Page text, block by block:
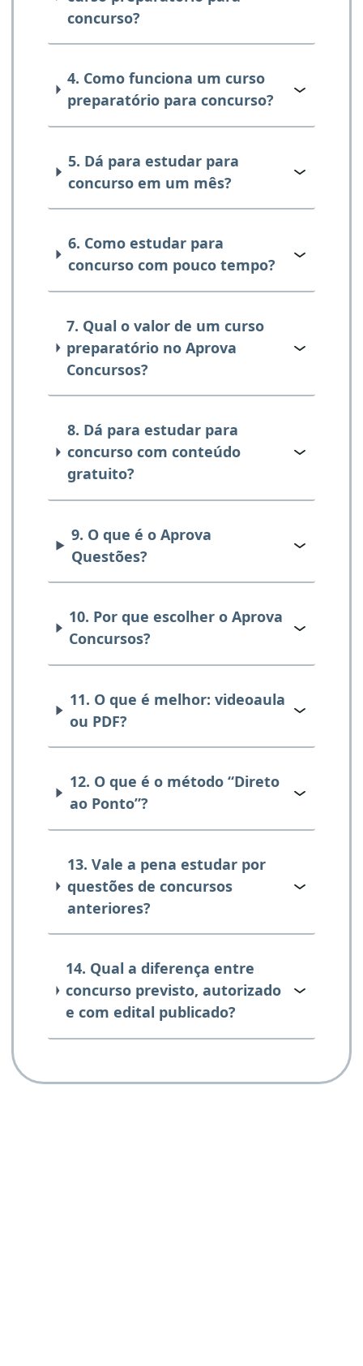
concurso?
4. Como funciona um curso
preparatório para concurso?
5. Dá para estudar para
concurso em um mês?
6. Como estudar para
concurso com pouco tempo?
7. Qual o valor de um curso
preparatório no Aprova
Concursos?
8. Dá para estudar para
concurso com conteúdo
gratuito?
9. O que é o Aprova
Questões?
10. Por que escolher o Aprova
Concursos?
11. O que é melhor: videoaula
ou PDF?
12. O que é o método “Direto
ao Ponto”?
13. Vale a pena estudar por
questões de concursos
anteriores?
14. Qual a diferença entre
concurso previsto, autorizado
e com edital publicado?